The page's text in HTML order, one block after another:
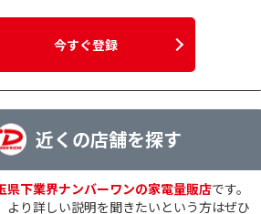
今すぐ登録
近くの店舗を探す
県下業界ナンバーワンの家電量販店です。
より詳しい説明を聞きたいという方はぜひ